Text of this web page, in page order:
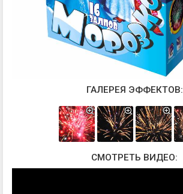
ГАЛЕРЕЯ ЭФФЕКТОВ:
СМОТРЕТЬ ВИДЕО: